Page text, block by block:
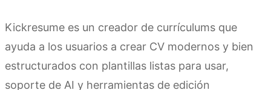
Kickresume es un creador de currículums que
ayuda a los usuarios a crear CV modernos y bien
estructurados con plantillas listas para usar,
soporte de AI y herramientas de edición